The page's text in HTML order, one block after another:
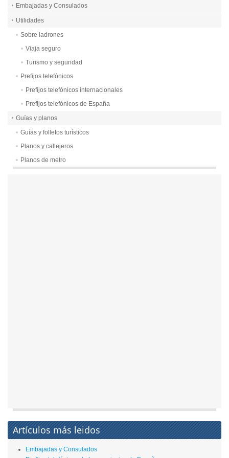
Embajadas y Consulados
Utilidades
Sobre ladrones
Viaja seguro
Turismo y seguridad
Prefijos telefónicos
Prefijos telefónicos internacionales
Prefijos telefónicos de España
Guías y planos
Guías y folletos turísticos
Planos y callejeros
Planos de metro
Artículos más leidos
Embajadas y Consulados